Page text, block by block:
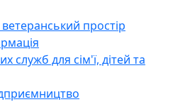
простір
служб для сім'ї, дітей та